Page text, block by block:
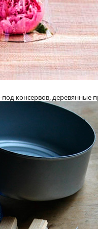
под консервов, деревянные